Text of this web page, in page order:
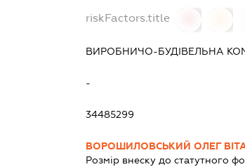
riskFactors.title
ВИРОБНИЧО-БУДІВЕЛЬНА
-
34485299
ВОРОШИЛОВСЬКИЙ ОЛЕГ
Розмір внеску до статутного